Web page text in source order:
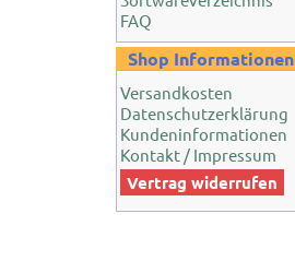
FAQ
Shop Informationen
Versandkosten
Datenschutzerklärung
Kundeninformationen
Kontakt / Impressum
Vertrag widerrufen